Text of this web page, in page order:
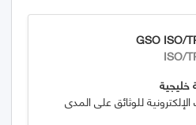
GSO ISO/
ISO/
للوثائق على المدى